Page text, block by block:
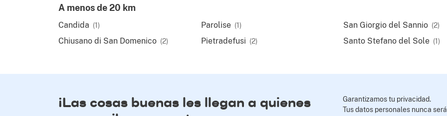
A menos de 20 km
Candida (1)
Chiusano di San Domenico (2)
Parolise (1)
Pietradefusi (2)
San Giorgio del Sannio (2)
Santo Stefano del Sole (1)
¡Las cosas buenas les llegan a quienes
Garantizamos tu privacidad.
Tus datos personales nunca